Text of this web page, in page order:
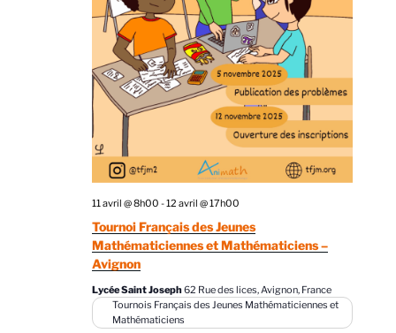
Tournoi Français des Jeunes
Mathématiciennes et Mathématiciens –
Avignon
11 avril @ 8h00 -12 avril @ 17h00
Lycée Saint Joseph62 Rue des lices, Avignon, France
Tournois Français des Jeunes Mathématiciennes et
Mathématiciens